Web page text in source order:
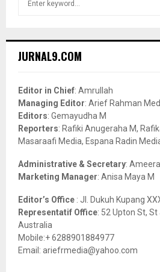
h
o
r
:
JURNAL9.COM
Editor in Chief: Amrullah
Managing Editor: Arief Rahman
Editors: Gemayudha M
Reporters: Rafiki Anugeraha M,
Masaraafi Media, Espana Radin
Administrative & Secretary:
Marketing Manager: Anisa Maya M
Editor’s Office : Jl. Dukuh Kupang
Representatif Office: 52 Upton St,
Australia
Mobile:+ 6288901884977
Email: ariefrmedia@yahoo.com